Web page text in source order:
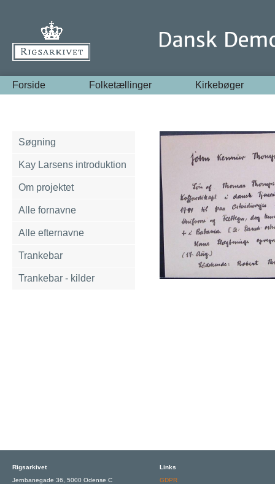
Forside Folketællinger Kirkebøger
Søgning
Kay Larsens introduktion
Om projektet
Alle fornavne
Alle efternavne
Trankebar
Trankebar - kilder
Rigsarkivet
Jernbanegade 36, 5000 Odense C
Links
GDPR